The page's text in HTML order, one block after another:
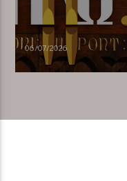
06/07/2026